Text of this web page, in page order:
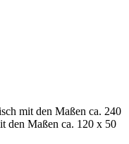
mit den Maßen ca. 240
den Maßen ca. 120 x 50